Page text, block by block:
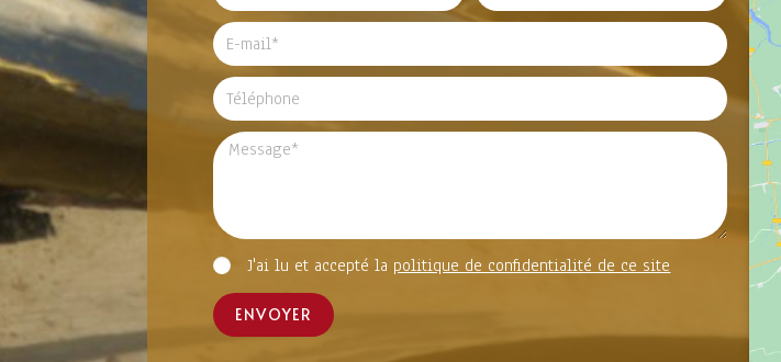
J'ai lu et accepté la politique de confidentialité de ce site
ENVOYER